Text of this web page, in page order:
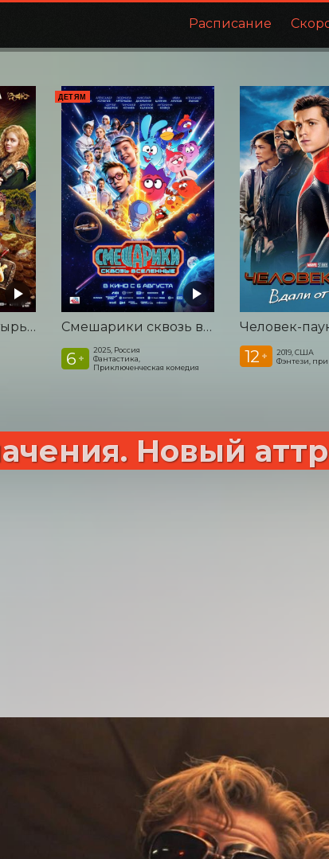
Расписание
Последний богатырь. Колобок
ДЕТЯМ
Смешарики сквозь вселенные
6 +
2025, Россия
Фантастика,
Приключенческая комедия
12 +
2019, США
Фэнтези,
Новый